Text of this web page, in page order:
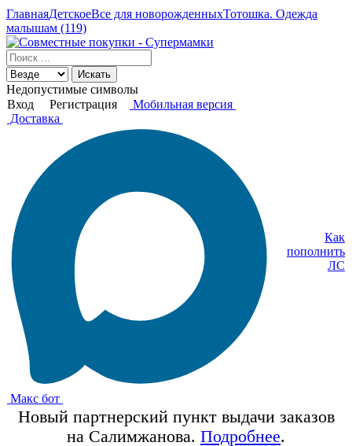
ГлавнаяДетскоеВсе для новорожденныхТотошка. Одежда
малышам (119)
Искать
Недопустимые символы
Вход
Регистрация
Мобильная версия
Доставка
Макс бот
Как
пополнить
ЛС
Новый партнерский пункт выдачи заказов
на Салимжанова. Подробнее.